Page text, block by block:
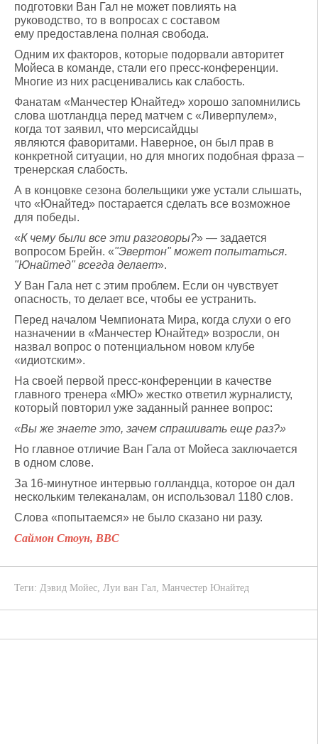
подготовки Ван Гал не может повлиять на
руководство, то в вопросах с составом
ему предоставлена полная свобода.
Одним их факторов, которые подорвали авторитет
Мойеса в команде, стали его пресс-конференции.
Многие из них расценивались как слабость.
Фанатам «Манчестер Юнайтед» хорошо запомнились
слова шотландца перед матчем с «Ливерпулем»,
когда тот заявил, что мерсисайдцы
являются фаворитами. Наверное, он был прав в
конкретной ситуации, но для многих подобная фраза –
тренерская слабость.
А в концовке сезона болельщики уже устали слышать,
что «Юнайтед» постарается сделать все возможное
для победы.
«К чему были все эти разговоры?» — задается
вопросом Брейн. «"Эвертон" может попытаться.
"Юнайтед" всегда делает».
У Ван Гала нет с этим проблем. Если он чувствует
опасность, то делает все, чтобы ее устранить.
Перед началом Чемпионата Мира, когда слухи о его
назначении в «Манчестер Юнайтед» возросли, он
назвал вопрос о потенциальном новом клубе
«идиотским».
На своей первой пресс-конференции в качестве
главного тренера «МЮ» жестко ответил журналисту,
который повторил уже заданный раннее вопрос:
«Вы же знаете это, зачем спрашивать еще раз?»
Но главное отличие Ван Гала от Мойеса заключается
в одном слове.
За 16-минутное интервью голландца, которое он дал
нескольким телеканалам, он использовал 1180 слов.
Слова «попытаемся» не было сказано ни разу.
Саймон Стоун, BBC
Теги: Дэвид Мойес, Луи ван Гал, Манчестер Юнайтед